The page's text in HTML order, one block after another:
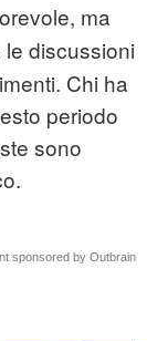
ma
le discussioni
Chi ha
periodo
sono
sponsored by Outbrain